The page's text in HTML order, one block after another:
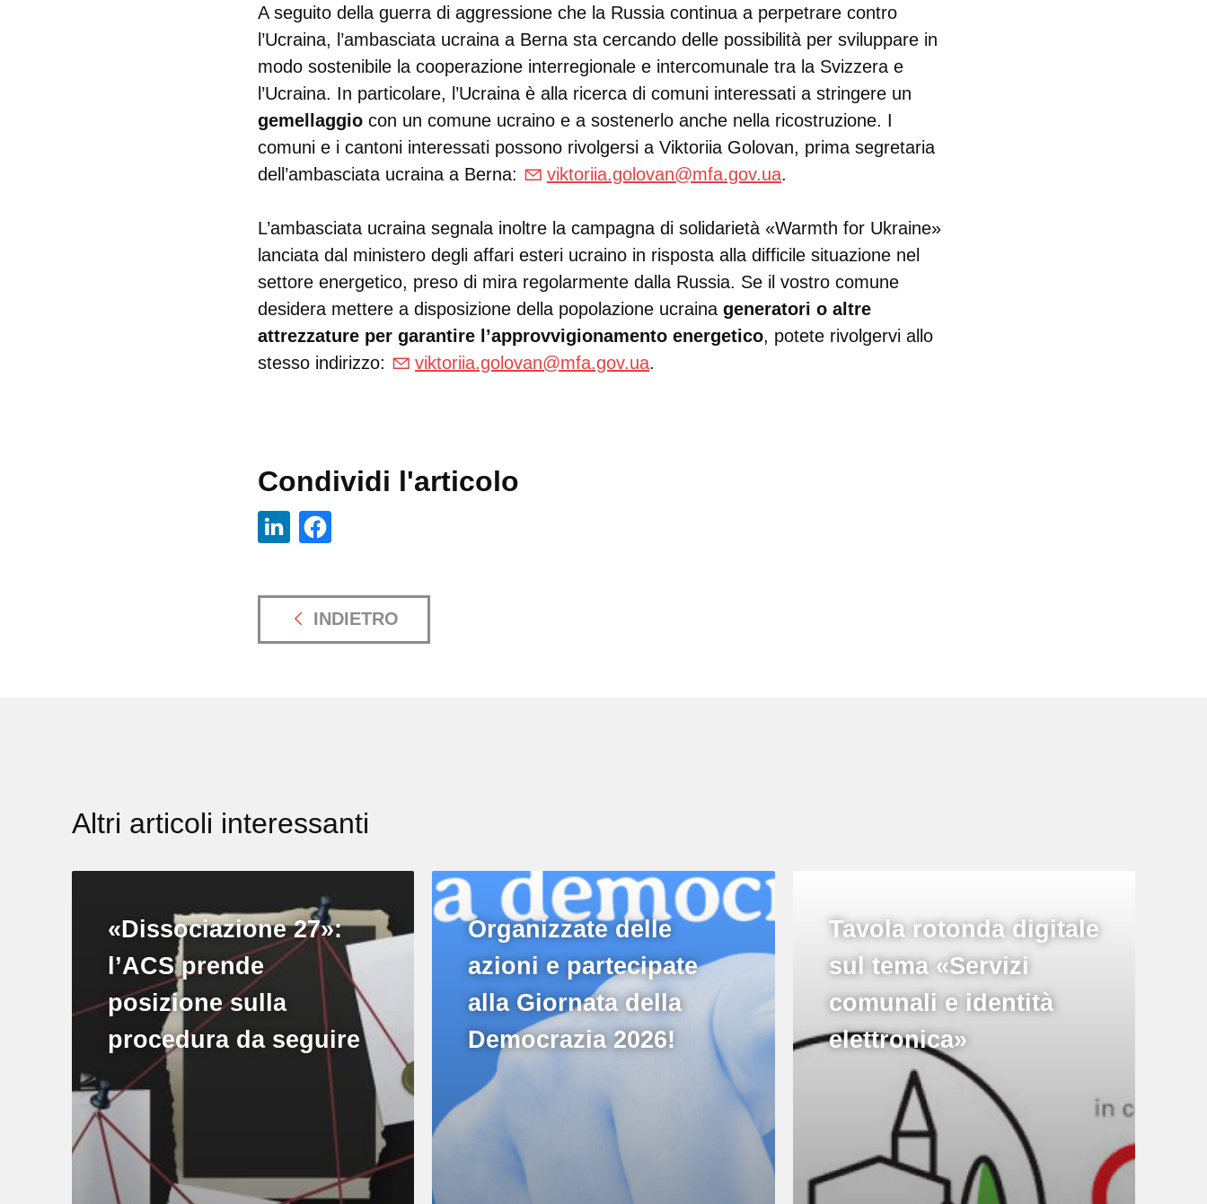
A seguito della guerra di aggressione che la Russia continua a perpetrare contro
l’Ucraina, l’ambasciata ucraina a Berna sta cercando delle possibilità per sviluppare in
modo sostenibile la cooperazione interregionale e intercomunale tra la Svizzera e
l’Ucraina. In particolare, l’Ucraina è alla ricerca di comuni interessati a stringere un
gemellaggio con un comune ucraino e a sostenerlo anche nella ricostruzione. I
comuni e i cantoni interessati possono rivolgersi a Viktoriia Golovan, prima segretaria
dell’ambasciata ucraina a Berna:
viktoriia.golovan@mfa.gov.ua.
L’ambasciata ucraina segnala inoltre la campagna di solidarietà «Warmth for Ukraine»
lanciata dal ministero degli affari esteri ucraino in risposta alla difficile situazione nel
settore energetico, preso di mira regolarmente dalla Russia. Se il vostro comune
desidera mettere a disposizione della popolazione ucraina generatori o altre
attrezzature per garantire l’approvvigionamento energetico, potete rivolgervi allo
stesso indirizzo:
viktoriia.golovan@mfa.gov.ua.
Condividi l'articolo
INDIETRO
Altri articoli interessanti
«Dissociazione 27»:
l’ACS prende
posizione sulla
procedura da seguire
Organizzate delle
azioni e partecipate
alla Giornata della
Democrazia 2026!
Tavola rotonda digitale
sul tema «Servizi
comunali e identità
elettronica»